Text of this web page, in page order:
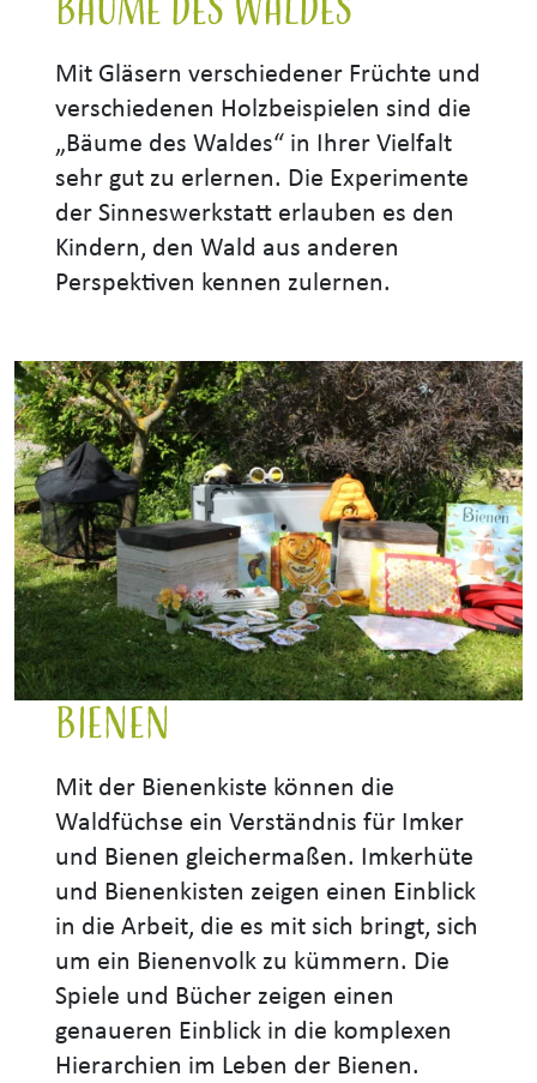
Mit Gläsern verschiedener Früchte und
verschiedenen Holzbeispielen sind die
„Bäume des Waldes“ in Ihrer Vielfalt
sehr gut zu erlernen. Die Experimente
der Sinneswerkstatt erlauben es den
Kindern, den Wald aus anderen
Perspektiven kennen zulernen.
Bienen
Mit der Bienenkiste können die
Waldfüchse ein Verständnis für Imker
und Bienen gleichermaßen. Imkerhüte
und Bienenkisten zeigen einen Einblick
in die Arbeit, die es mit sich bringt, sich
um ein Bienenvolk zu kümmern. Die
Spiele und Bücher zeigen einen
genaueren Einblick in die komplexen
Hierarchien im Leben der Bienen.